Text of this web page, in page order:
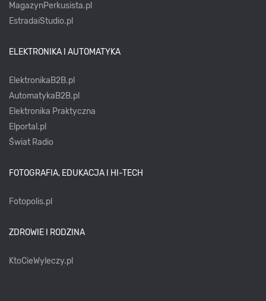
MagazynPerkusista.pl
EstradaiStudio.pl
ELEKTRONIKA I AUTOMATYKA
ElektronikaB2B.pl
AutomatykaB2B.pl
Elektronika Praktyczna
Elportal.pl
Świat Radio
FOTOGRAFIA, EDUKACJA I HI-TECH
Fotopolis.pl
ZDROWIE I RODZINA
KtoCieWyleczy.pl